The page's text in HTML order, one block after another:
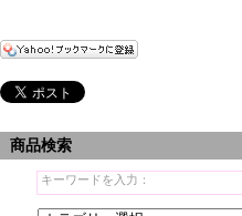
商品検索